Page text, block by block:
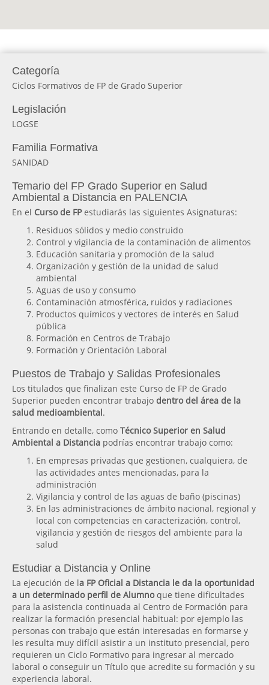
Categoría
Ciclos Formativos de FP de Grado Superior
Legislación
LOGSE
Familia Formativa
SANIDAD
Temario del FP Grado Superior en Salud
Ambiental a Distancia en PALENCIA
En el Curso de FPestudiarás las siguientes Asignaturas:
Residuos sólidos y medio construido
Control y vigilancia de la contaminación de alimentos
Educación sanitaria y promoción de la salud
Organización y gestión de la unidad de salud
ambiental
Aguas de uso y consumo
Contaminación atmosférica, ruidos y radiaciones
Productos químicos y vectores de interés en Salud
pública
Formación en Centros de Trabajo
Formación y Orientación Laboral
Puestos de Trabajo y Salidas Profesionales
Los titulados que finalizan este Curso de FP de Grado
Superior pueden encontrar trabajo dentro del área de la
salud medioambiental.
Entrando en detalle, como Técnico Superior en Salud
Ambiental a Distancia podrías encontrar trabajo como:
En empresas privadas que gestionen, cualquiera, de
las actividades antes mencionadas, para la
administración
Vigilancia y control de las aguas de baño (piscinas)
En las administraciones de ámbito nacional, regional y
local con competencias en caracterización, control,
vigilancia y gestión de riesgos del ambiente para la
salud
Estudiar a Distancia y Online
La ejecución de la FP Oficial a Distancia le da la oportunidad
a un determinado perfil de Alumnoque tiene dificultades
para la asistencia continuada al Centro de Formación para
realizar la formación presencial habitual: por ejemplo las
personas con trabajo que están interesadas en formarse y
les resulta muy difícil asistir a un instituto presencial, pero
requieren un Ciclo Formativo para ingresar al mercado
laboral o conseguir un Título que acredite su formación y su
experiencia laboral.